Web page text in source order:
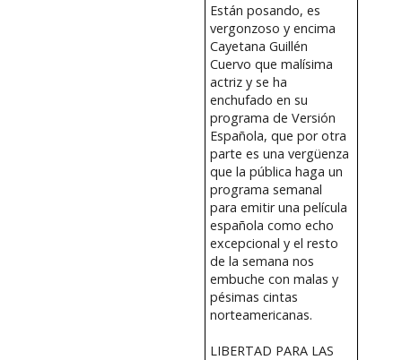
Están posando, es
vergonzoso y encima
Cayetana Guillén
Cuervo que malísima
actriz y se ha
enchufado en su
programa de Versión
Española, que por otra
parte es una vergüenza
que la pública haga un
programa semanal
para emitir una película
española como echo
excepcional y el resto
de la semana nos
embuche con malas y
pésimas cintas
norteamericanas.
LIBERTAD PARA LAS